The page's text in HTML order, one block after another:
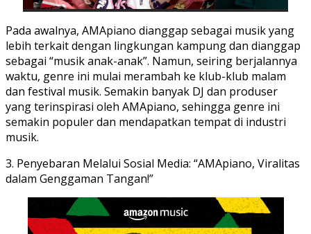
Pada awalnya, AMApiano dianggap sebagai musik yang
lebih terkait dengan lingkungan kampung dan dianggap
sebagai “musik anak-anak”. Namun, seiring berjalannya
waktu, genre ini mulai merambah ke klub-klub malam
dan festival musik. Semakin banyak DJ dan produser
yang terinspirasi oleh AMApiano, sehingga genre ini
semakin populer dan mendapatkan tempat di industri
musik.
3. Penyebaran Melalui Sosial Media: “AMApiano, Viralitas
dalam Genggaman Tangan!”